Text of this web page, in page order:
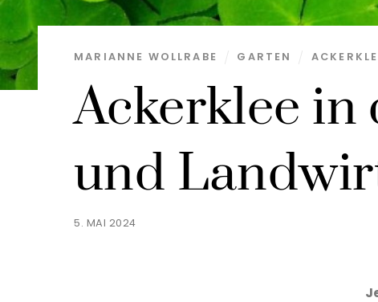
5. MAI 2024
Ackerklee in
und
MARIANNE WOLLRABE GARTEN